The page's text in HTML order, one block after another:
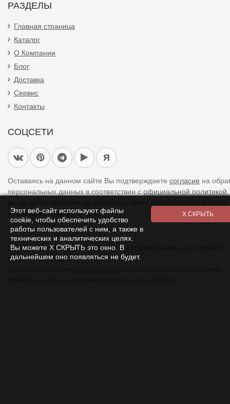
РАЗДЕЛЫ
Главная страница
Каталог
О Компании
Блог
Доставка
Сервис
Контакты
СОЦСЕТИ
Я
Оставаясь на данном сайте Вы подтверждаете согласие на
персональных данных в соответствии с официальной политикой.
необходимо покинуть наш сайт.
Цены указанные на сайте являются справочными и не являются
публичной офертой (ст. 437 ГК).
Этот веб-сайт используют файлы
cookie, чтобы обеспечить удобство
работы пользователей с ним, а также в
технических и аналитических целях.
Вы можете Х СКРЫТЬ это окно. В
дальнейшем оно появляться не будет.